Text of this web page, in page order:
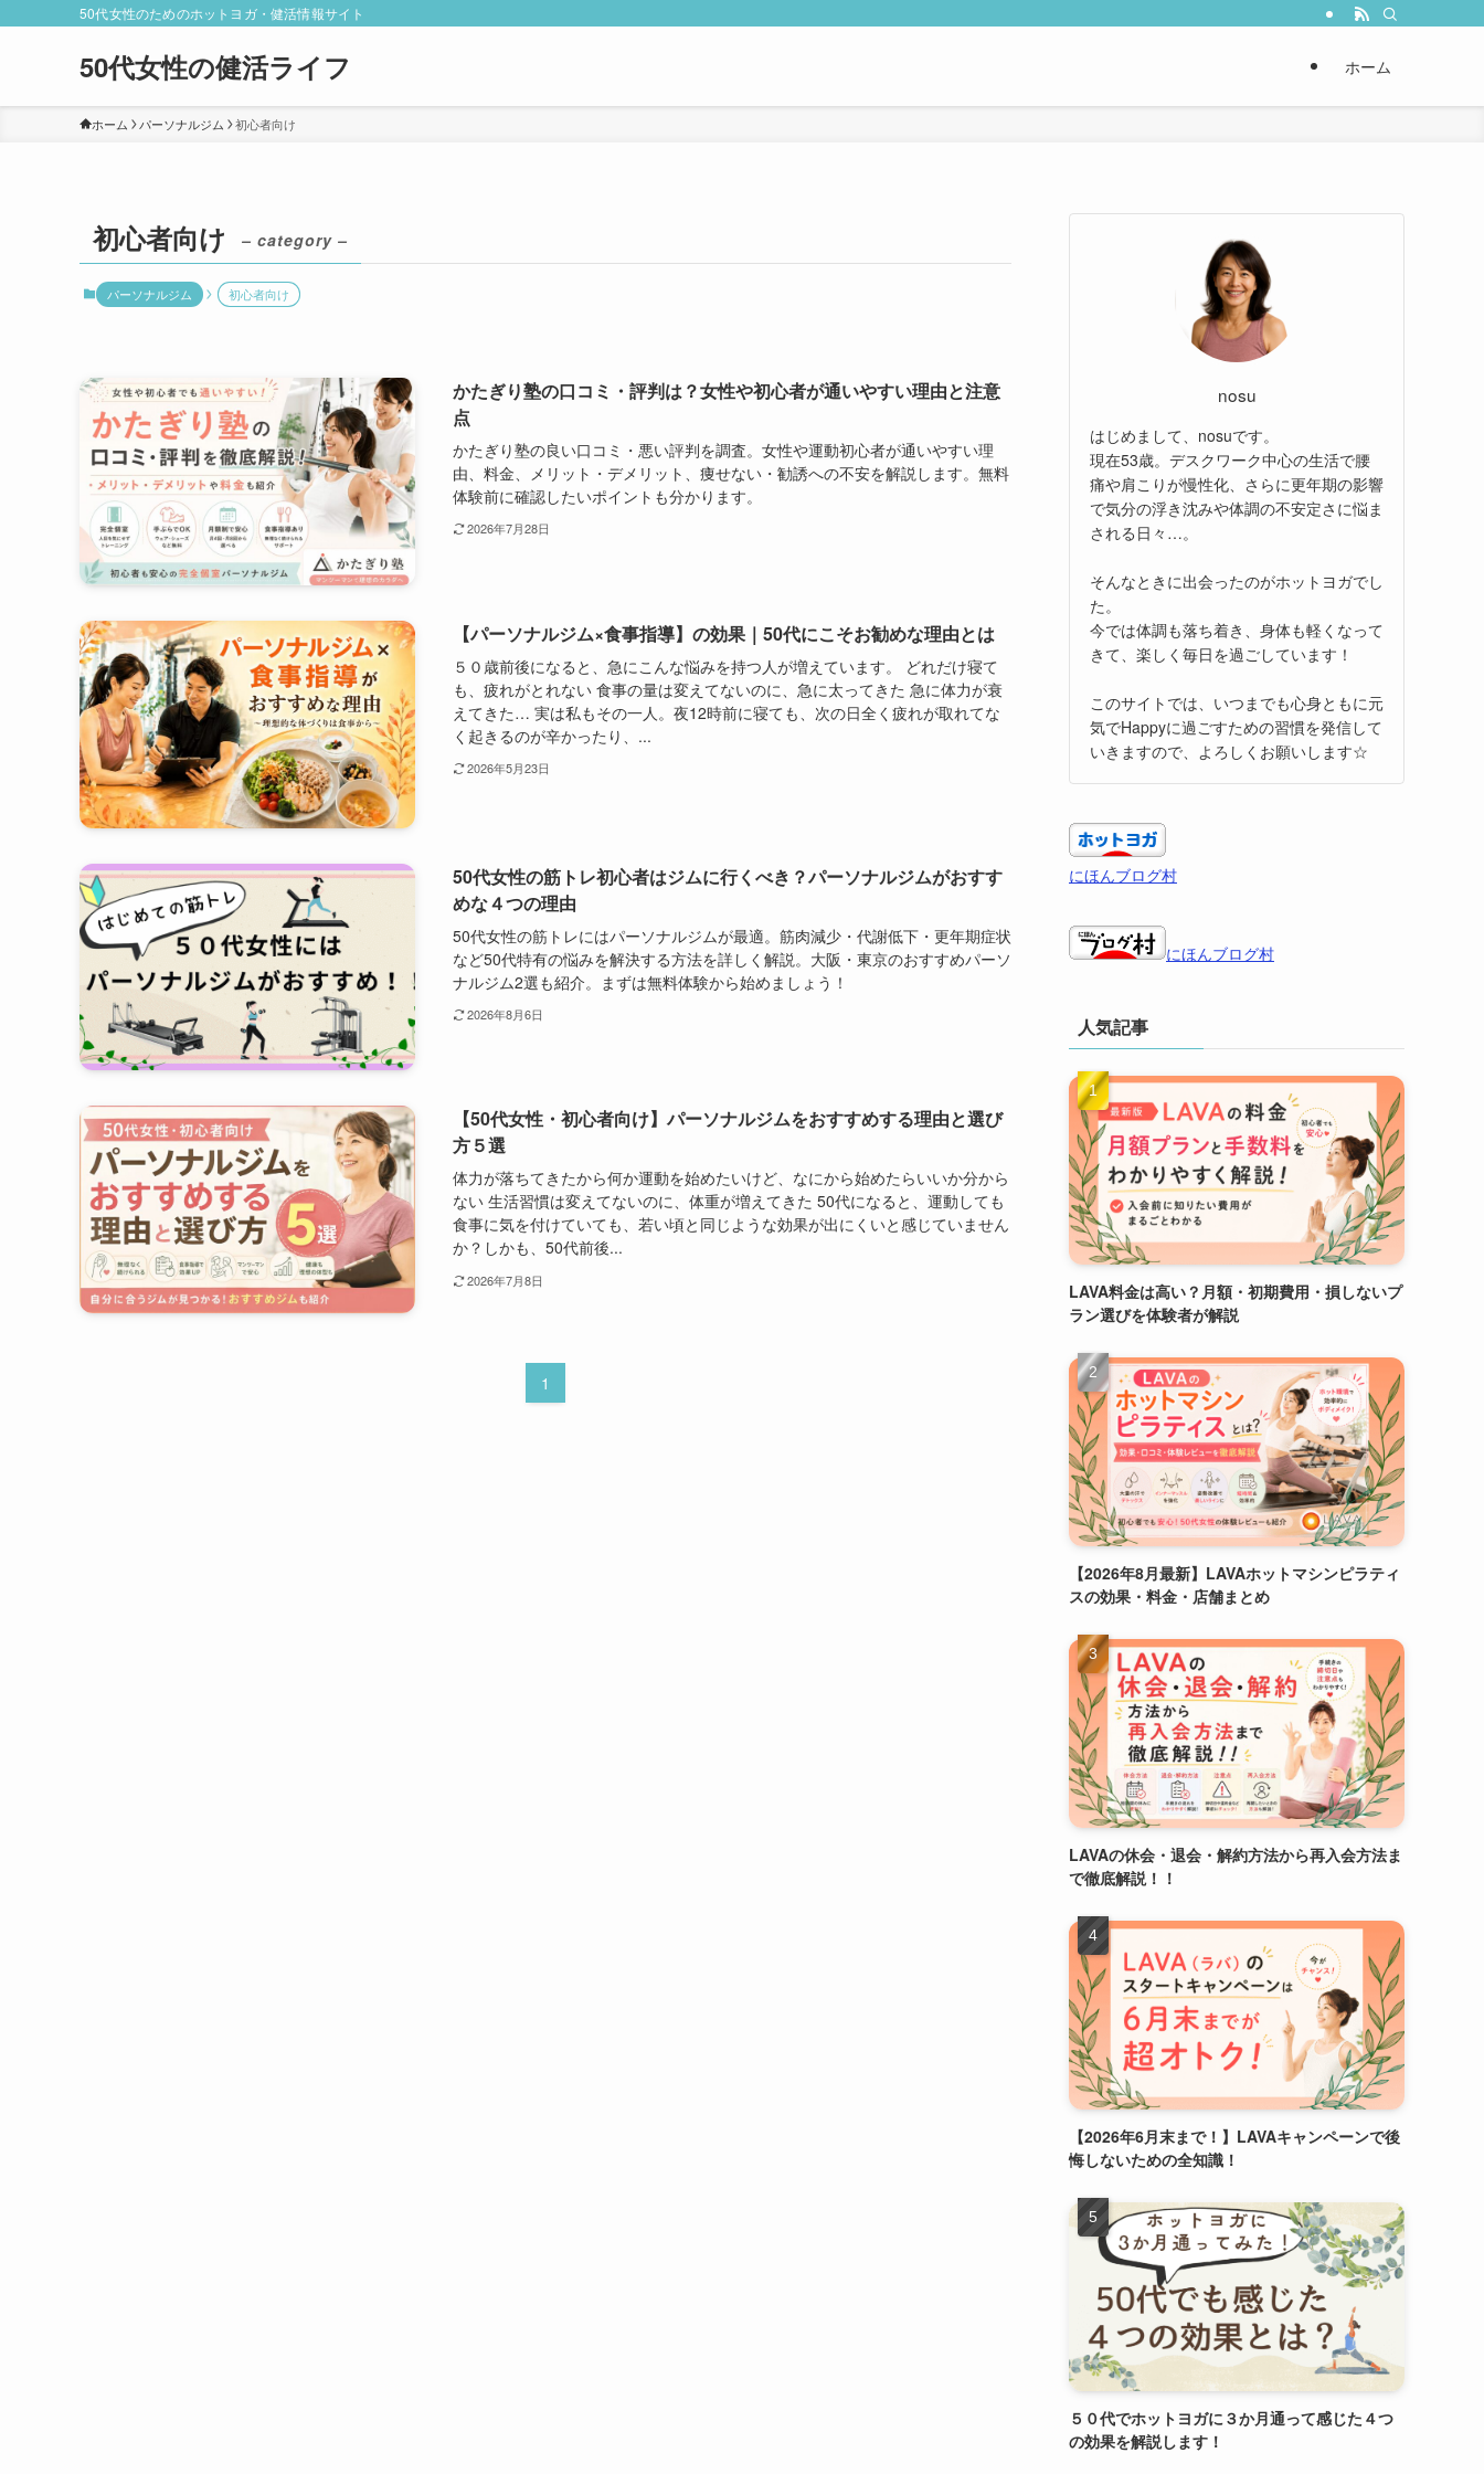
50代女性のためのホットヨガ・健活情報サイト
50代女性の健活ライフ ホーム
ホーム パーソナルジム 初心者向け
初心者向け – category –
パーソナルジム 初心者向け
かたぎり塾の口コミ・評判は？女性や初心者が通いやすい理由と注意
点
かたぎり塾の良い口コミ・悪い評判を調査。女性や運動初心者が通いやすい理
由、料金、メリット・デメリット、痩せない・勧誘への不安を解説します。無料
体験前に確認したいポイントも分かります。
2026年7月28日
【パーソナルジム×食事指導】の効果｜50代にこそお勧めな理由とは
５０歳前後になると、急にこんな悩みを持つ人が増えています。 どれだけ寝て
も、疲れがとれない 食事の量は変えてないのに、急に太ってきた 急に体力が衰
えてきた… 実は私もその一人。夜12時前に寝ても、次の日全く疲れが取れてな
く起きるのが辛かったり、...
2026年5月23日
50代女性の筋トレ初心者はジムに行くべき？パーソナルジムがおすす
めな４つの理由
50代女性の筋トレにはパーソナルジムが最適。筋肉減少・代謝低下・更年期症状
など50代特有の悩みを解決する方法を詳しく解説。大阪・東京のおすすめパーソ
ナルジム2選も紹介。まずは無料体験から始めましょう！
2026年8月6日
【50代女性・初心者向け】パーソナルジムをおすすめする理由と選び
方５選
体力が落ちてきたから何か運動を始めたいけど、なにから始めたらいいか分から
ない 生活習慣は変えてないのに、体重が増えてきた 50代になると、運動しても
食事に気を付けていても、若い頃と同じような効果が出にくいと感じていません
か？しかも、50代前後...
2026年7月8日
1
nosu
はじめまして、nosuです。
現在53歳。デスクワーク中心の生活で腰
痛や肩こりが慢性化、さらに更年期の影響
で気分の浮き沈みや体調の不安定さに悩ま
される日々…。
そんなときに出会ったのがホットヨガでし
た。
今では体調も落ち着き、身体も軽くなって
きて、楽しく毎日を過ごしています！
このサイトでは、いつまでも心身ともに元
気でHappyに過ごすための習慣を発信して
いきますので、よろしくお願いします☆
にほんブログ村
にほんブログ村
人気記事
LAVA料金は高い？月額・初期費用・損しないプ
ラン選びを体験者が解説
【2026年8月最新】LAVAホットマシンピラティ
スの効果・料金・店舗まとめ
LAVAの休会・退会・解約方法から再入会方法ま
で徹底解説！！
【2026年6月末まで！】LAVAキャンペーンで後
悔しないための全知識！
５０代でホットヨガに３か月通って感じた４つ
の効果を解説します！